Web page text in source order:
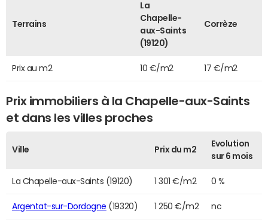
Terrains
La
Chapelle-
aux-Saints
(19120)
Corrèze
Prix au m2 10 €/m2 17 €/m2
Prix immobiliers à la Chapelle-aux-Saints
et dans les villes proches
Ville Prix du m2
Evolution
sur 6 mois
La Chapelle-aux-Saints (19120) 1 301 €/m2 0 %
Argentat-sur-Dordogne (19320) 1 250 €/m2 nc